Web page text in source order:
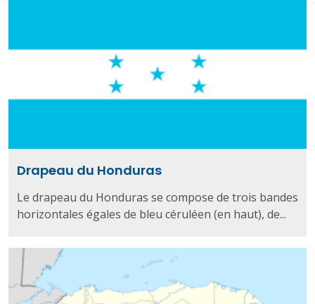
Drapeau du Honduras
Le drapeau du Honduras se compose de trois bandes
horizontales égales de bleu céruléen (en haut), de...